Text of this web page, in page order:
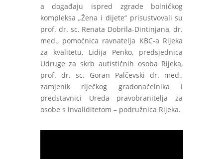
a događaju ispred zgrade bolničkog
kompleksa „Žena i dijete“ prisustvovali su
prof. dr. sc. Renata Dobrila-Dintinjana, dr.
med., pomoćnica ravnatelja KBC-a Rijeka
za kvalitetu, Lidija Penko, predsjednica
Udruge za skrb autističnih osoba Rijeka,
prof. dr. sc. Goran Palčevski dr. med.,
zamjenik riječkog gradonačelnika i
predstavnici Ureda pravobranitelja za
osobe s invaliditetom – podružnica Rijeka.